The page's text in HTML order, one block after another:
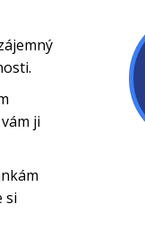
ji
si